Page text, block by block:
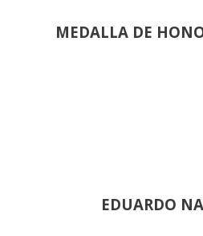
MEDALLA DE
EDUARDO